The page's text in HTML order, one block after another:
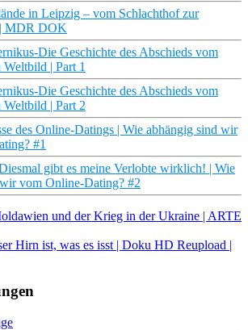
in Leipzig – vom Schlachthof zur
| MDR DOK
Die Geschichte des Abschieds vom
Weltbild | Part 1
Die Geschichte des Abschieds vom
Weltbild | Part 2
des Online-Datings | Wie abhängig sind wir
#1
gibt es meine Verlobte wirklich! | Wie
vom Online-Dating? #2
und der Krieg in der Ukraine | ARTE
Hirn ist, was es isst | Doku HD Reupload |